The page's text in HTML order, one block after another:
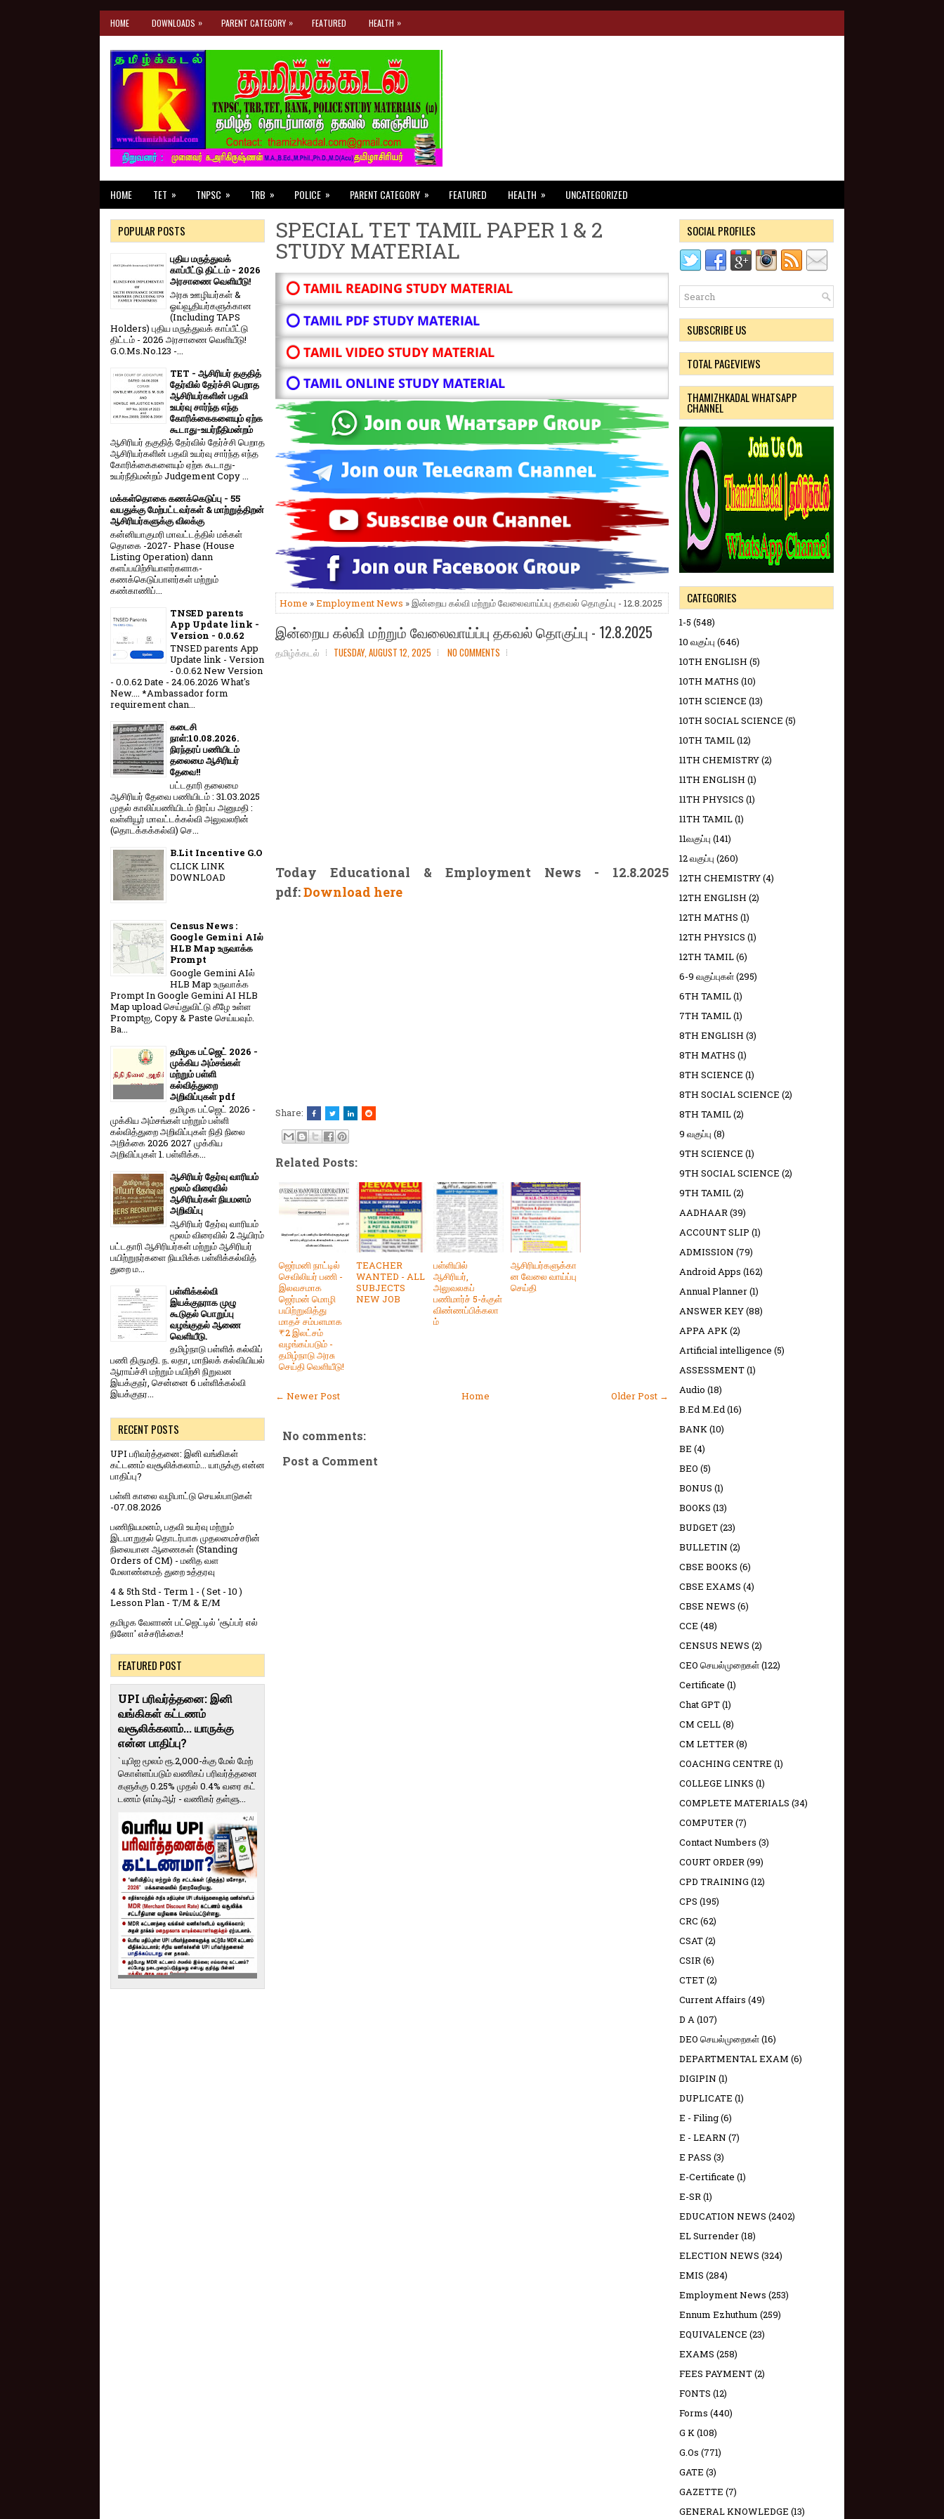
HOME DOWNLOADS » PARENT CATEGORY » FEATURED HEALTH »
HOME TET » TNPSC » TRB » POLICE » PARENT CATEGORY » FEATURED HEALTH » UNCATEGORIZED
SPECIAL TET TAMIL PAPER 1 & 2
STUDY MATERIAL
⭕ TAMIL READING STUDY MATERIAL
⭕ TAMIL PDF STUDY MATERIAL
⭕ TAMIL VIDEO STUDY MATERIAL
⭕ TAMIL ONLINE STUDY MATERIAL
Home »Employment News » இன்றைய கல்வி மற்றும் வேலைவாய்ப்பு தகவல் தொகுப்பு - 12.8.2025
இன்றைய கல்வி மற்றும் வேலைவாய்ப்பு தகவல் தொகுப்பு - 12.8.2025
தமிழ்க்கடல் TUESDAY, AUGUST 12, 2025 NO COMMENTS
Today Educational & Employment News - 12.8.2025
pdf:Download here
Share:
Related Posts:
ஜெர்மனி நாட்டில்
செவிலியர் பணி -
இலவசமாக
ஜெர்மன் மொழி
பயிற்றுவித்து
மாதச் சம்பளமாக
₹2 இலட்சம்
வழங்கப்படும் -
தமிழ்நாடு அரசு
செய்தி வெளியீடு!
TEACHER
WANTED - ALL
SUBJECTS
NEW JOB
பள்ளியில்
ஆசிரியர்,
அலுவலகப்
பணிமார்ச் 5-க்குள்
விண்ணப்பிக்கலா
ம்
ஆசிரியர்களுக்கா
ன வேலை வாய்ப்பு
செய்தி
← Newer Post Older Post →
Home
No comments:
Post a Comment
POPULAR POSTS
புதிய மருத்துவக்
காப்பீட்டு திட்டம் - 2026
அரசாணை வெளியீடு!
அரசு ஊழியர்கள் &
ஓய்வூதியர்களுக்கான
(Including TAPS
Holders) புதிய மருத்துவக் காப்பீட்டு
திட்டம் - 2026 அரசாணை வெளியீடு!
G.O.Ms.No.123 -...
TET - ஆசிரியர் தகுதித்
தேர்வில் தேர்ச்சி பெறாத
ஆசிரியர்களின் பதவி
உயர்வு சார்ந்த எந்த
கோரிக்கைகளையும் ஏற்க
கூடாது-உயர்நீதிமன்றம்
ஆசிரியர் தகுதித் தேர்வில் தேர்ச்சி பெறாத
ஆசிரியர்களின் பதவி உயர்வு சார்ந்த எந்த
கோரிக்கைகளையும் ஏற்க கூடாது-
உயர்நீதிமன்றம் Judgement Copy ...
மக்கள்தொகை கணக்கெடுப்பு - 55
வயதுக்கு மேற்பட்டவர்கள் & மாற்றுத்திறன்
ஆசிரியர்களுக்கு விலக்கு
கன்னியாகுமரி மாவட்டத்தில் மக்கள்
தொகை -2027- Phase (House
Listing Operation) dann
களப்பயிற்சியாளர்களாக-
கணக்கெடுப்பாளர்கள் மற்றும்
கண்காணிப்...
TNSED parents
App Update link -
Version - 0.0.62
TNSED parents App
Update link - Version
- 0.0.62 New Version
- 0.0.62 Date - 24.06.2026 What's
New.... *Ambassador form
requirement chan...
கடைசி
நாள்:10.08.2026.
நிரந்தரப் பணியிடம்
தலைமை ஆசிரியர்
தேவை!!
பட்டதாரி தலைமை
ஆசிரியர் தேவை பணியிடம் : 31.03.2025
முதல் காலிப்பணியிடம் நிரப்ப அனுமதி :
வள்ளியூர் மாவட்டக்கல்வி அலுவலரின்
(தொடக்கக்கல்வி) செ...
B.Lit Incentive G.O
CLICK LINK
DOWNLOAD
Census News :
Google Gemini AIல்
HLB Map உருவாக்க
Prompt
Google Gemini AIல்
HLB Map உருவாக்க
Prompt In Google Gemini AI HLB
Map upload செய்துவிட்டு கீழே உள்ள
Promptஐ, Copy & Paste செய்யவும்.
Ba...
தமிழக பட்ஜெட் 2026 -
முக்கிய அம்சங்கள்
மற்றும் பள்ளி
கல்வித்துறை
அறிவிப்புகள் pdf
தமிழக பட்ஜெட் 2026 -
முக்கிய அம்சங்கள் மற்றும் பள்ளி
கல்வித்துறை அறிவிப்புகள் நிதி நிலை
அறிக்கை 2026 2027 முக்கிய
அறிவிப்புகள் 1. பள்ளிக்க...
ஆசிரியர் தேர்வு வாரியம்
மூலம் விரைவில்
ஆசிரியர்கள் நியமனம்
அறிவிப்பு
ஆசிரியர் தேர்வு வாரி​யம்
மூலம் விரை​வில் 2 ஆயிரம்
பட்​ட​தாரி ஆசிரியர்​கள் மற்​றும் ஆசிரியர்
பயிற்றுநர்​களை நியமிக்க பள்​ளிக்​கல்​வித்​
துறை ம...
பள்ளிக்கல்வி
இயக்குநராக முழு
கூடுதல் பொறுப்பு
வழங்குதல் ஆணை
வெளியீடு.
தமிழ்நாடு பள்ளிக் கல்விப்
பணி திருமதி. ந. லதா, மாநிலக் கல்வியியல்
ஆராய்ச்சி மற்றும் பயிற்சி நிறுவன
இயக்குநர், சென்னை 6 பள்ளிக்கல்வி
இயக்குநர...
RECENT POSTS
UPI பரிவர்த்தனை: இனி வங்கிகள்
கட்டணம் வசூலிக்கலாம்... யாருக்கு என்ன
பாதிப்பு?
பள்ளி காலை வழிபாட்டு செயல்பாடுகள்
-07.08.2026
பணிநியமனம், பதவி உயர்வு மற்றும்
இடமாறுதல் தொடர்பாக முதலமைச்சரின்
நிலையான ஆணைகள் (Standing
Orders of CM) - மனித வள
மேலாண்மைத் துறை உத்தரவு
4 & 5th Std - Term 1 - ( Set - 10 )
Lesson Plan - T/M & E/M
தமிழக வேளாண் பட்ஜெட்டில் 'சூப்பர் எல்
நினோ' எச்சரிக்கை!
FEATURED POST
UPI பரிவர்த்தனை: இனி
வங்கிகள் கட்டணம்
வசூலிக்கலாம்... யாருக்கு
என்ன பாதிப்பு?
` யுபிஐ மூலம் ரூ.2,000-க்கு மேல் மேற்​
கொள்​ளப்​படும் வணி​கப் பரிவர்த்​தனை​
களுக்கு 0.25% முதல் 0.4% வரை கட்​
ட​ணம் (எம்​டிஆர் - வணி​கர் தள்​ளு...
SOCIAL PROFILES
SUBSCRIBE US
TOTAL PAGEVIEWS
THAMIZHKADAL WHATSAPP
CHANNEL
CATEGORIES
1-5 (548)
10 வகுப்பு (646)
10TH ENGLISH (5)
10TH MATHS (10)
10TH SCIENCE (13)
10TH SOCIAL SCIENCE (5)
10TH TAMIL(12)
11TH CHEMISTRY(2)
11TH ENGLISH (1)
11TH PHYSICS (1)
11TH TAMIL(1)
11வகுப்பு (141)
12 வகுப்பு (260)
12TH CHEMISTRY(4)
12TH ENGLISH (2)
12TH MATHS (1)
12TH PHYSICS (1)
12TH TAMIL(6)
6-9 வகுப்புகள்(295)
6TH TAMIL(1)
7TH TAMIL(1)
8TH ENGLISH (3)
8TH MATHS (1)
8TH SCIENCE (1)
8TH SOCIAL SCIENCE (2)
8TH TAMIL(2)
9 வகுப்பு (8)
9TH SCIENCE (1)
9TH SOCIAL SCIENCE (2)
9TH TAMIL(2)
AADHAAR(39)
ACCOUNT SLIP (1)
ADMISSION (79)
Android Apps (162)
Annual Planner(1)
ANSWER KEY(88)
APPA APK(2)
Artificial intelligence (5)
ASSESSMENT(1)
Audio (18)
B.Ed M.Ed(16)
BANK(10)
BE (4)
BEO (5)
BONUS (1)
BOOKS (13)
BUDGET(23)
BULLETIN (2)
CBSE BOOKS (6)
CBSE EXAMS (4)
CBSE NEWS (6)
CCE (48)
CENSUS NEWS (2)
CEO செயல்முறைகள்(122)
Certificate (1)
Chat GPT(1)
CM CELL(8)
CM LETTER(8)
COACHING CENTRE (1)
COLLEGE LINKS (1)
COMPLETE MATERIALS (34)
COMPUTER(7)
Contact Numbers (3)
COURT ORDER(99)
CPD TRAINING (12)
CPS (195)
CRC (62)
CSAT(2)
CSIR(6)
CTET(2)
Current Affairs (49)
D A(107)
DEO செயல்முறைகள்(16)
DEPARTMENTAL EXAM (6)
DIGIPIN (1)
DUPLICATE (1)
E - Filing(6)
E - LEARN (7)
E PASS (3)
E-Certificate (1)
E-SR(1)
EDUCATION NEWS (2402)
EL Surrender(18)
ELECTION NEWS (324)
EMIS (284)
Employment News (253)
Ennum Ezhuthum (259)
EQUIVALENCE (23)
EXAMS (258)
FEES PAYMENT(2)
FONTS (12)
Forms (440)
G K(108)
G.Os (771)
GATE (3)
GAZETTE (7)
GENERAL KNOWLEDGE (13)